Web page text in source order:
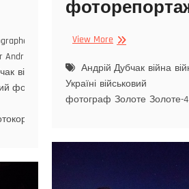
Andriy
війна
війна в
фотограф
View More
Андрій Дубчак війна
Україні військовий
фотограф Золоте Золоте-4